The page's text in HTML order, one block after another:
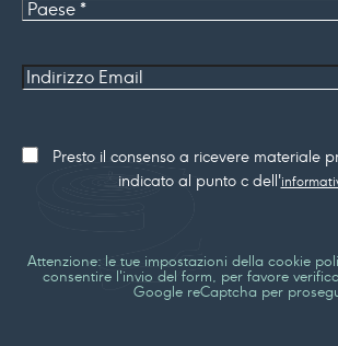
Paese
Indirizzo
Consenso
marketingPresto il consenso a ricevere materiale
indicato al punto c dell'
Attenzione: le tue impostazioni della cookie
consentire l'invio del form, per favore
Google reCaptcha per